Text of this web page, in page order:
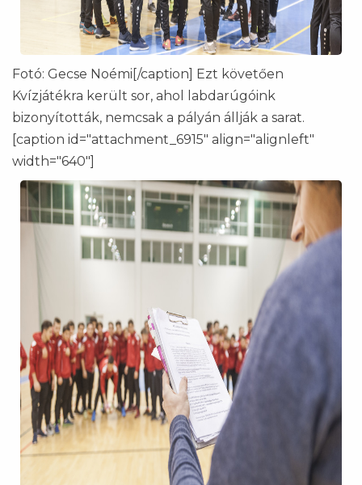
Fotó: Gecse Noémi[/caption] Ezt követően
Kvízjátékra került sor, ahol labdarúgóink
bizonyították, nemcsak a pályán állják a sarat.
[caption id="attachment_6915" align="alignleft"
width="640"]